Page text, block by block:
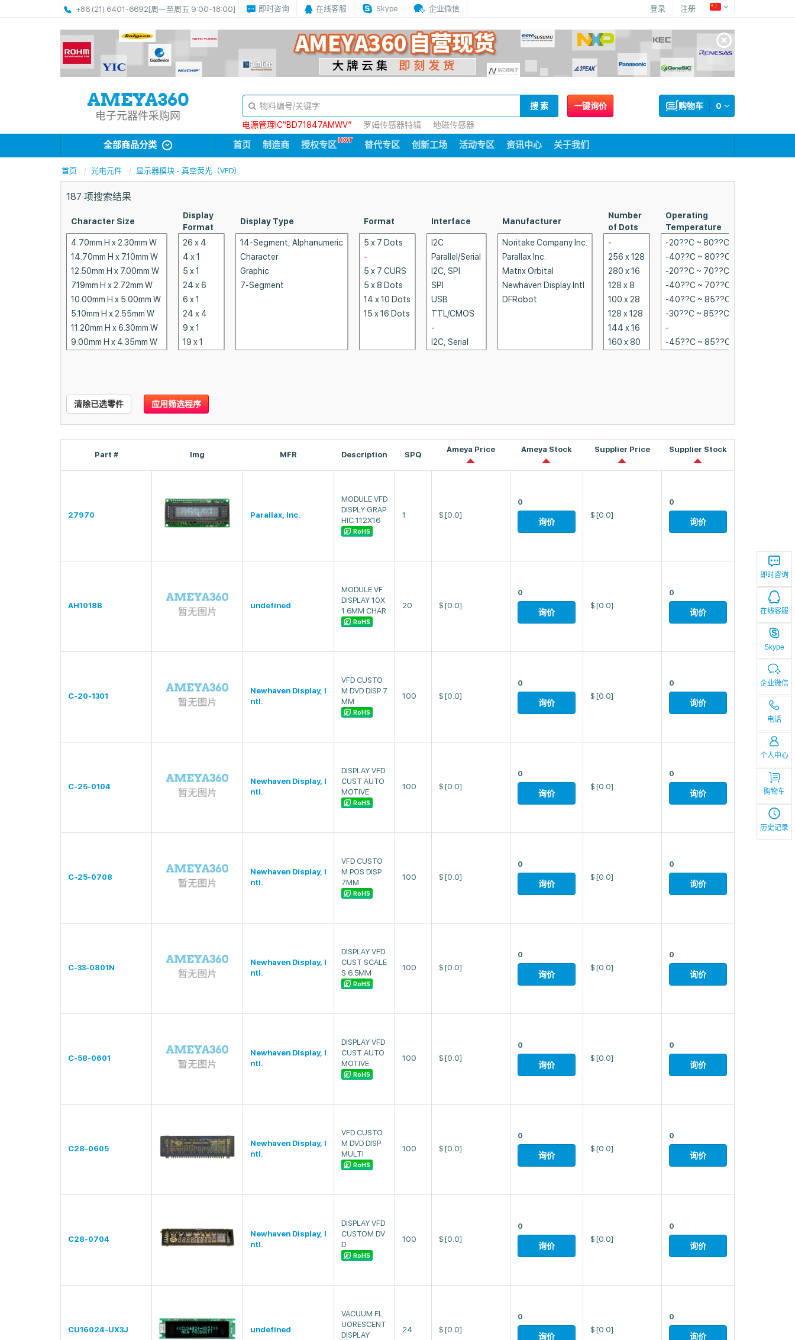
+86 (21) 6401-6692[周一至周五 9:00-18:00] 即时咨询 在线客服 Skype 企业微信 登录 注册
即时咨询
在线客服
Skype
企业微信
电话
个人中心
购物车
历史记录
电子元器件采购网
一键询价 0
购物车
搜 索
电源管理IC“BD71847AMWV”
罗姆传感器特辑 地磁传感器
全部商品分类 首页 制造商 授权专区 替代专区 创新工场 活动专区 资讯中心 关于我们
首页 光电元件 显示器模块 - 真空荧光（VFD）
187 项搜索结果
Character Size
Display
Format
Display Type Format Interface Manufacturer
Number
of Dots
Operating
Temperature
清除已选零件 应用筛选程序
Part # Img MFR Description SPQ
Ameya Price Ameya Stock Supplier Price Supplier Stock
27970 Parallax, Inc.
MODULE VFD
DISPLY GRAP
HIC 112X16
RoHS
1 $ [0.0]
0
询价
$ [0.0]
0
询价
AH1018B undefined
MODULE VF
DISPLAY 10X
1 6MM CHAR
RoHS
20 $ [0.0]
0
询价
$ [0.0]
0
询价
C-20-1301
Newhaven Display, I
ntl.
VFD CUSTO
M DVD DISP 7
MM
RoHS
100 $ [0.0]
0
询价
$ [0.0]
0
询价
C-25-0104
Newhaven Display, I
ntl.
DISPLAY VFD
CUST AUTO
MOTIVE
RoHS
100 $ [0.0]
0
询价
$ [0.0]
0
询价
C-25-0708
Newhaven Display, I
ntl.
VFD CUSTO
M POS DISP
7MM
RoHS
100 $ [0.0]
0
询价
$ [0.0]
0
询价
C-33-0801N
Newhaven Display, I
ntl.
DISPLAY VFD
CUST SCALE
S 6.5MM
RoHS
100 $ [0.0]
0
询价
$ [0.0]
0
询价
C-58-0601
Newhaven Display, I
ntl.
DISPLAY VFD
CUST AUTO
MOTIVE
RoHS
100 $ [0.0]
0
询价
$ [0.0]
0
询价
C28-0605
Newhaven Display, I
ntl.
VFD CUSTO
M DVD DISP
MULTI
RoHS
100 $ [0.0]
0
询价
$ [0.0]
0
询价
C28-0704
Newhaven Display, I
ntl.
DISPLAY VFD
CUSTOM DV
D
RoHS
100 $ [0.0]
0
询价
$ [0.0]
0
询价
CU16024-UX3J undefined
VACUUM FL
UORESCENT
DISPLAY
24 $ [0.0]
0
询价
$ [0.0]
0
询价